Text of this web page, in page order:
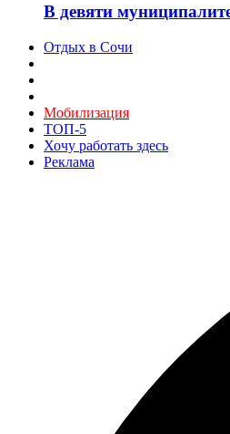
В девяти
Отдых в Сочи
Мобилизация
ТОП-5
Хочу работать здесь
Реклама